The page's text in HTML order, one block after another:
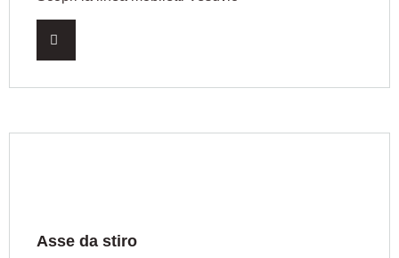
Asse da stiro